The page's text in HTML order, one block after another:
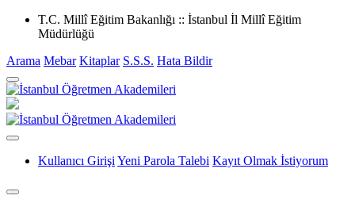
T.C. Millî Eğitim Bakanlığı :: İstanbul İl Millî Eğitim
Müdürlüğü
Arama Mebar Kitaplar S.S.S. Hata Bildir
Kullanıcı Girişi Yeni Parola Talebi Kayıt Olmak İstiyorum